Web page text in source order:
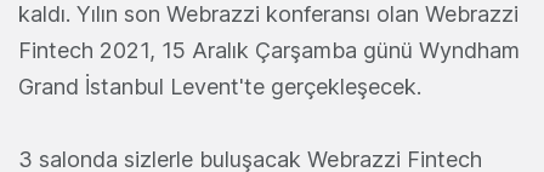
kaldı. Yılın son Webrazzi konferansı olan Webrazzi
Fintech 2021, 15 Aralık Çarşamba günü Wyndham
Grand İstanbul Levent'te gerçekleşecek.
3 salonda sizlerle buluşacak Webrazzi Fintech